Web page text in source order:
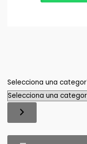
Selecciona una